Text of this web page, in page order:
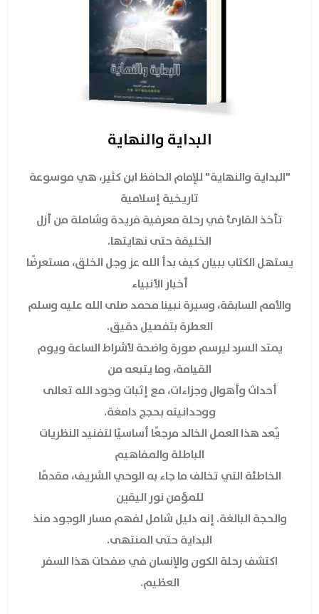
البداية والنهاية
"البداية والنهاية" للإمام الحافظ ابن كثير، هي موسوعة
تاريخية إسلامية
تأخذ القارئ في رحلة معرفية فريدة وشاملة من أزل
الخليقة حتى نهايتها.
يستهل الكتاب ببيان كيف بدأ الله عز وجل الخلق، مستعرضًا
أخبار الأنبياء
والأمم السابقة، وسيرة نبينا محمد صلى الله عليه وسلم
العطرة بتفصيل دقيق.
يمتد السرد ليرسم صورة واضحة لأشراط الساعة ويوم
القيامة، وما يتبعه من
أحداث وأهوال وجزاءات، مع إثبات وجود الله تعالى
ووحدانيته بحجج دامغة.
يُعد هذا العمل الخالد مرجعًا أساسيًا لتفنيد النظريات
الباطلة والمفاهيم
الخاطئة التي تخالف ما جاء به الوحي الشريف، مقدمًا
للمؤمن نور اليقين
والحجة البالغة. إنه دليل شامل لفهم مسار الوجود منذ
البداية حتى المنتهى.
اكتشف رحلة الكون والإنسان في صفحات هذا السفر
العظيم.